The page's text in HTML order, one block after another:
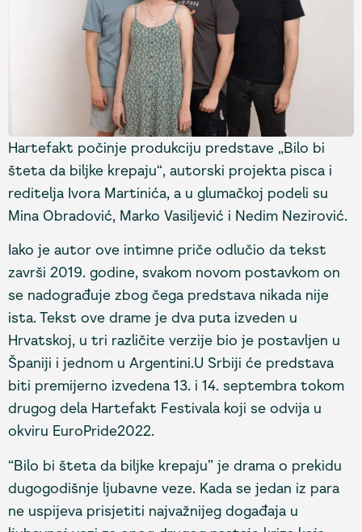
Hartefakt počinje produkciju predstave „Bilo bi
šteta da biljke krepaju“, autorski projekta pisca i
reditelja Ivora Martinića, a u glumačkoj podeli su
Mina Obradović, Marko Vasiljević i Nedim Nezirović.
Iako je autor ove intimne priče odlučio da tekst
završi 2019. godine, svakom novom postavkom on
se nadograđuje zbog čega predstava nikada nije
ista. Tekst ove drame je dva puta izveden u
Hrvatskoj, u tri različite verzije bio je postavljen u
Španiji i jednom u Argentini.U Srbiji će predstava
biti premijerno izvedena 13. i 14. septembra tokom
drugog dela Hartefakt Festivala koji se odvija u
okviru EuroPride2022.
“Bilo bi šteta da biljke krepaju” je drama o prekidu
dugogodišnje ljubavne veze. Kada se jedan iz para
ne uspijeva prisjetiti najvažnijeg događaja u